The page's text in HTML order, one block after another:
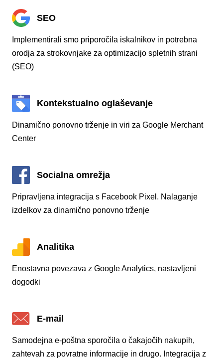
SEO
Implementirali smo priporočila iskalnikov in potrebna
orodja za strokovnjake za optimizacijo spletnih strani
(SEO)
Kontekstualno oglaševanje
Dinamično ponovno trženje in viri za Google Merchant
Center
Socialna omrežja
Pripravljena integracija s Facebook Pixel. Nalaganje
izdelkov za dinamično ponovno trženje
Analitika
Enostavna povezava z Google Analytics, nastavljeni
dogodki
E-mail
Samodejna e-poštna sporočila o čakajočih nakupih,
zahtevah za povratne informacije in drugo. Integracija z